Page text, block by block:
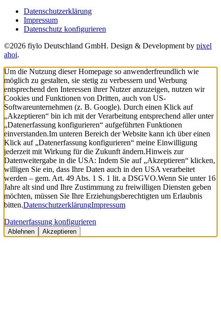
Datenschutzerklärung
Impressum
Datenschutz konfigurieren
©2026 fiylo Deutschland GmbH. Design & Development by pixel
ahoi.
Um die Nutzung dieser Homepage so anwenderfreundlich wie
möglich zu gestalten, sie stetig zu verbessern und Werbung
entsprechend den Interessen ihrer Nutzer anzuzeigen, nutzen wir
Cookies und Funktionen von Dritten, auch von US-
Softwareunternehmen (z. B. Google). Durch einen Klick auf
„Akzeptieren“ bin ich mit der Verarbeitung entsprechend aller unter
„Datenerfassung konfigurieren“ aufgeführten Funktionen
einverstanden.Im unteren Bereich der Website kann ich über einen
Klick auf „Datenerfassung konfigurieren“ meine Einwilligung
jederzeit mit Wirkung für die Zukunft ändern.Hinweis zur
Datenweitergabe in die USA: Indem Sie auf „Akzeptieren“ klicken,
willigen Sie ein, dass Ihre Daten auch in den USA verarbeitet
werden – gem. Art. 49 Abs. 1 S. 1 lit. a DSGVO.Wenn Sie unter 16
Jahre alt sind und Ihre Zustimmung zu freiwilligen Diensten geben
möchten, müssen Sie Ihre Erziehungsberechtigten um Erlaubnis
bitten.DatenschutzerklärungImpressum
Datenerfassung konfigurieren
Ablehnen Akzeptieren